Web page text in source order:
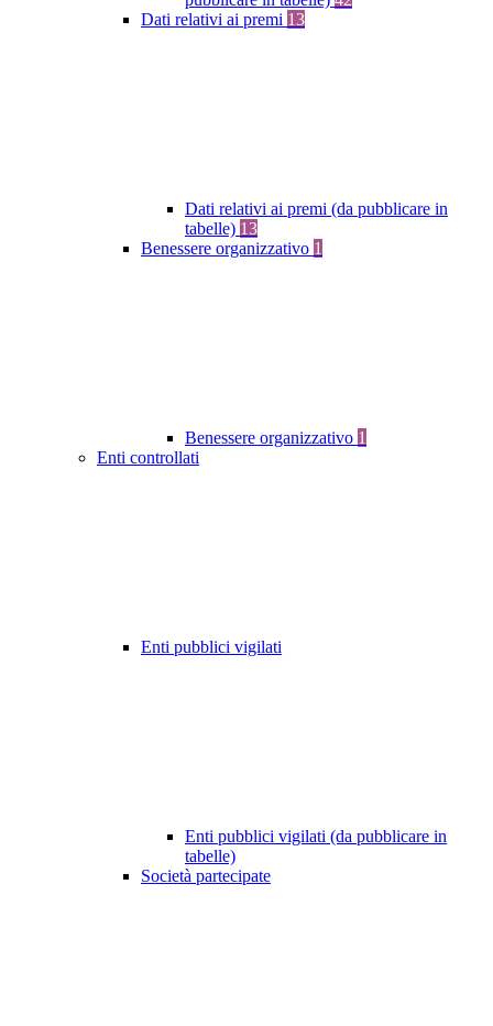
Dati relativi ai premi 13
Dati relativi ai premi (da pubblicare in
tabelle) 13
Benessere organizzativo 1
Benessere organizzativo 1
Enti controllati
Enti pubblici vigilati
Enti pubblici vigilati (da pubblicare in
tabelle)
Società partecipate